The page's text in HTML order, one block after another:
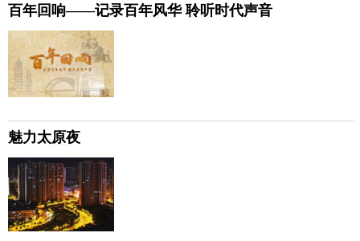
百年回响——记录百年风华 聆听时代声音
魅力太原夜